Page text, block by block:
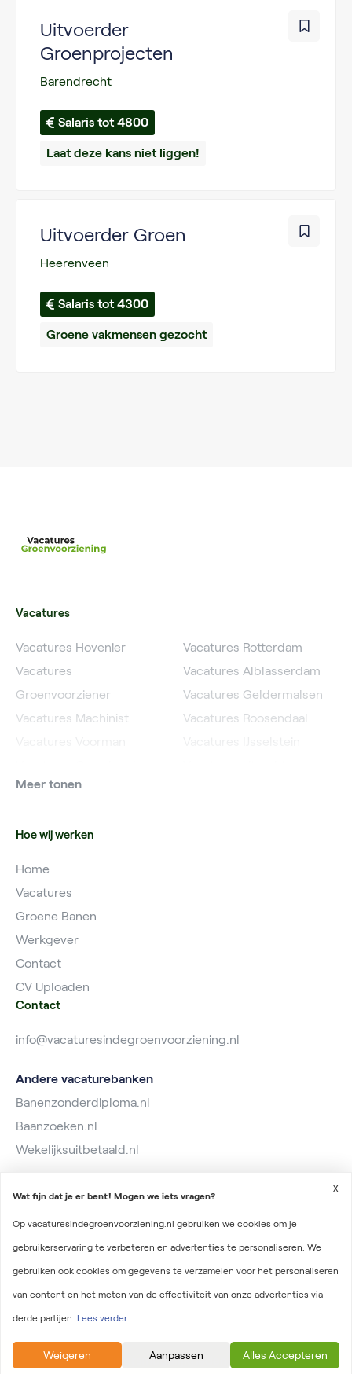
Filtersmogelijkheden
Uitvoerder
Groenprojecten
Barendrecht
Salaris tot 4800
Laat deze kans niet liggen!
Uitvoerder Groen
Heerenveen
Salaris tot 4300
Groene vakmensen gezocht
Vacatures
Vacatures Hovenier
Vacatures
Groenvoorziener
Vacatures Machinist
Vacatures Planner
Vacatures Rotterdam
Vacatures Alblasserdam
Vacatures Geldermalsen
Vacatures Roosendaal
Meer tonen
Hoe wij werken
Home
Vacatures
Groene Banen
Werkgever
Contact
CV Uploaden
Contact
info@vacaturesindegroenvoorziening.nl
Andere vacaturebanken
Banenzonderdiploma.nl
Baanzoeken.nl
Wekelijksuitbetaald.nl
Privacyverklaring
Onderdeel van Irys Vacaturelab
Wat fijn dat je er bent! Mogen we iets vragen?
Op vacaturesindegroenvoorziening.nl gebruiken we cookies om je
gebruikerservaring te verbeteren en advertenties te personaliseren. We
gebruiken ook cookies om gegevens te verzamelen voor het personaliseren
van content en het meten van de effectiviteit van onze advertenties via
derde partijen. Lees verder
Weigeren Aanpassen Alles Accepteren
X